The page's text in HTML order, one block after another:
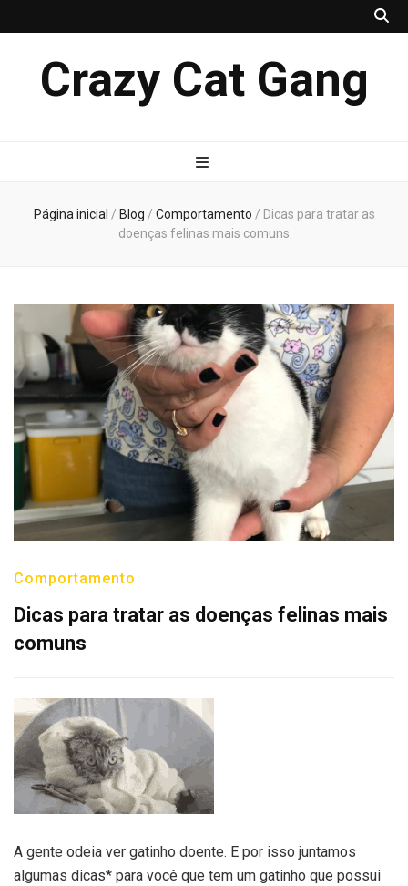
Crazy Cat Gang
Página inicial / Blog / Comportamento / Dicas para tratar as
doenças felinas mais comuns
Comportamento
Dicas para tratar as doenças felinas mais
comuns
A gente odeia ver gatinho doente. E por isso juntamos
algumas dicas* para você que tem um gatinho que possui